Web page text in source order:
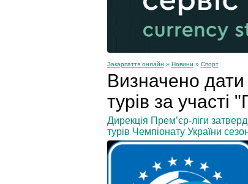
Закарпаття онлайн » Новини » Спорт
Визначено дати
турів за участі
Дирекція Прем’єр-ліги
турів Чемпіонату України